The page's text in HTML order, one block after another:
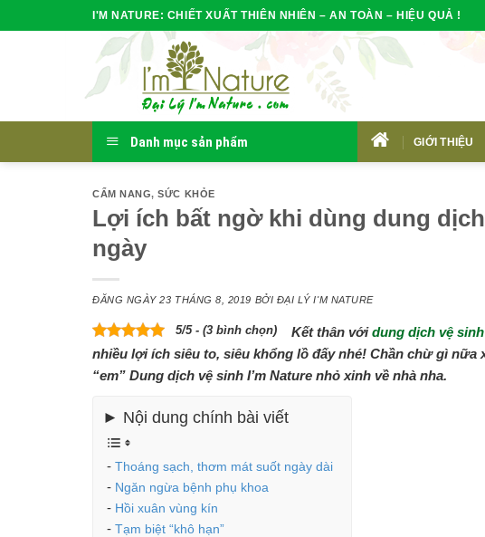
to
I'M NATURE: CHIẾT XUẤT THIÊN NHIÊN – AN TOÀN – HIỆU QUẢ !
Danh mục sản phẩm
HOME
GIỚI THIỆU
CẨM NANG,SỨC KHỎE
Lợi ích bất ngờ khi dùng dung dịch
ngày
ĐĂNG NGÀY23 THÁNG 8, 2019 BỞI ĐẠI LÝ I'M NATURE
5/5 - (3 bình chọn) Kết thân vớidung dịch vệ sinh
nhiều lợi ích siêu to, siêu khổng lồ đấy nhé! Chần chừ gì nữa
“em” Dung dịch vệ sinh I’m Nature nhỏ xinh về nhà nha.
► Nội dung chính bài viết
Thoáng sạch, thơm mát suốt ngày dài
Ngăn ngừa bệnh phụ khoa
Hồi xuân vùng kín
Tạm biệt “khô hạn”